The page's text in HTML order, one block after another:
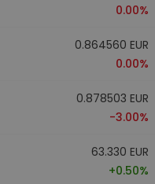
0.00%
0.864560 EUR
0.00%
0.878503 EUR
-3.00%
63.330 EUR
+0.50%